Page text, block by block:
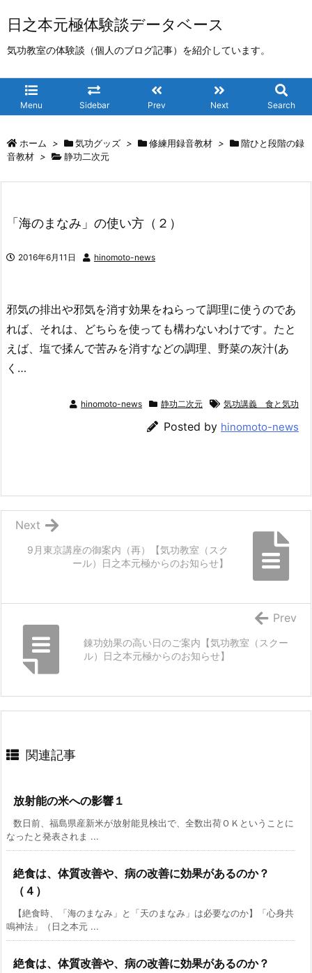
日之本元極体験談データベース
気功教室の体験談（個人のブログ記事）を紹介しています。
Menu Sidebar Prev Next Search
ホーム > 気功グッズ > 修練用録音教材 >
階ひと段階の録
音教材 > 静功二次元
「海のまなみ」の使い方（２）
2016年6月11日 hinomoto-news
邪気の排出や邪気を消す効果をねらって調理に使うのであ
れば、それは、どちらを使っても構わないわけです。たと
えば、塩で揉んで苦みを消すなどの調理、野菜の灰汁(あ
く…
hinomoto-news 静功二次元 気功講義 食と気功
Posted by hinomoto-news
9月東京講座の御案内（再）【気功教室（スク
ール）日之本元極からのお知らせ】
Next
錬功効果の高い日のご案内【気功教室（スクー
ル）日之本元極からのお知らせ】
Prev
関連記事
放射能の米への影響１
数日前、福島県産新米が放射能見検出で、全数出荷ＯＫということに
なったと発表されま ...
絶食は、体質改善や、病の改善に効果があるのか？
（４）
【絶食時、「海のまなみ」と「天のまなみ」は必要なのか】「心身共
鳴神法」（日之本元 ...
絶食は、体質改善や、病の改善に効果があるのか？